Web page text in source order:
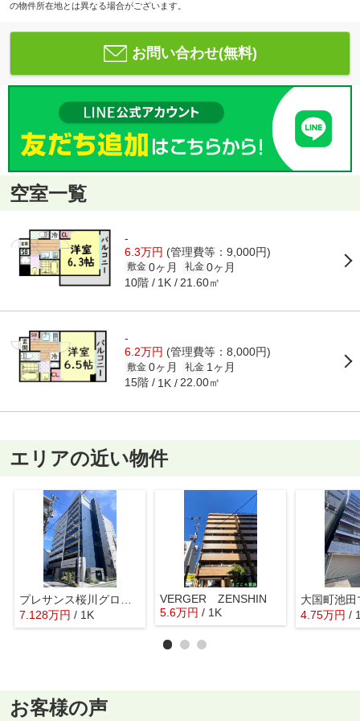
の物件所在地とは異なる場合がございます。
お問い合わせ(無料)
空室一覧
-
6.3万円 (管理費等：9,000円)
敷金 0ヶ月 礼金 0ヶ月
10階 1K 21.60㎡
-
6.2万円 (管理費等：8,000円)
敷金 0ヶ月 礼金 1ヶ月
15階 1K 22.00㎡
エリアの近い物件
7.128万円 / 1K
VERGER ZENSHIN
5.6万円 / 1K
大国町池
4.75万円 /
お客様の声